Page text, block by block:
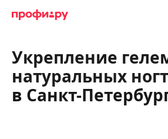
Укрепление
натуральных
в Санкт-